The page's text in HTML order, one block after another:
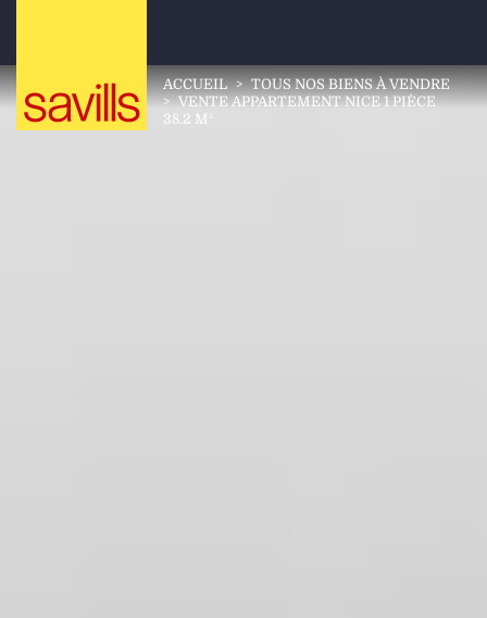
ACCUEIL > TOUS NOS BIENS À VENDRE
> VENTE APPARTEMENT NICE 1 PIÈCE
38.2 M²